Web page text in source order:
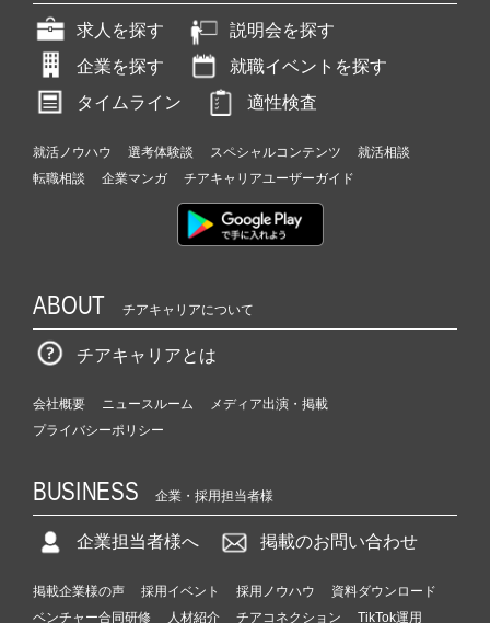
求人を探す
説明会を探す
企業を探す
就職イベントを探す
タイムライン
適性検査
就活ノウハウ 選考体験談 スペシャルコンテンツ
就活相談
転職相談
企業マンガ チアキャリアユーザーガイド
ABOUT チアキャリアについて
チアキャリアとは
会社概要 ニュースルーム
メディア出演・掲載
プライバシーポリシー
BUSINESS 企業・採用担当者様
企業担当者様へ 掲載のお問い合わせ
掲載企業様の声 採用イベント 採用ノウハウ
資料ダウンロード
ベンチャー合同研修
人材紹介 チアコネクション TikTok運用